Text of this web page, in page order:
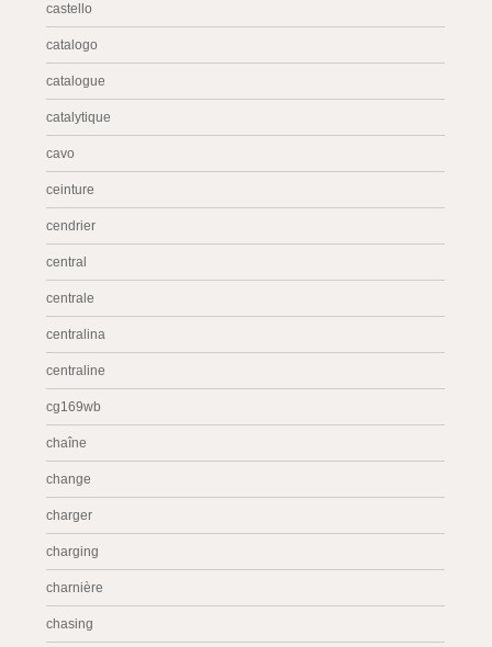
castello
catalogo
catalogue
catalytique
cavo
ceinture
cendrier
central
centrale
centralina
centraline
cg169wb
chaîne
change
charger
charging
charnière
chasing